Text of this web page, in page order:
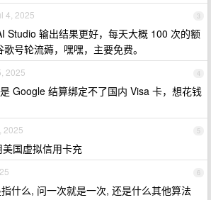
3
4, 2025
Studio 输出结果更好，每天大概 100 次的额
号轮流薅，嘿嘿，主要免费。
4
2025
Google 结算绑定不了国内 Visa 卡，想花钱
5
2025
国虚拟信用卡充
6
什么, 问一次就是一次, 还是什么其他算法